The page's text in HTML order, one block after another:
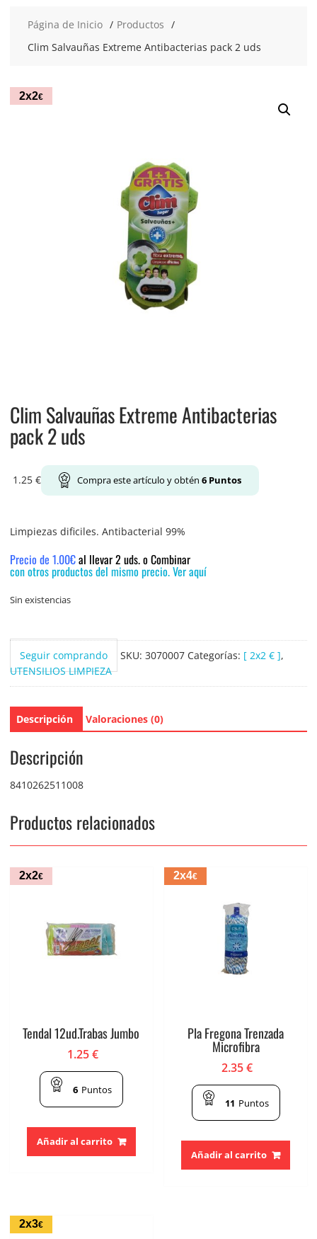
Página de Inicio
Productos
Clim Salvauñas Extreme Antibacterias pack 2 uds
2x2€
Clim Salvauñas Extreme Antibacterias
pack 2 uds
1.25 € Compra este artículo y obtén 6Puntos
Limpiezas dificiles. Antibacterial 99%
Precio de 1.00€al llevar 2 uds. o Combinar
con otros productos del mismo precio. Ver aquí
Sin existencias
Seguir comprando SKU: 3070007 Categorías: [ 2x2 € ],
UTENSILIOS LIMPIEZA
Descripción Valoraciones (0)
Descripción
8410262511008
Productos relacionados
2x2€
Tendal 12ud.Trabas Jumbo
1.25€
6 Puntos
Añadir al carrito
2x4€
Pla Fregona Trenzada
Microfibra
2.35€
11 Puntos
Añadir al carrito
2x3€